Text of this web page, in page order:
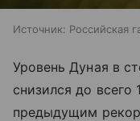
Источник: Российская
Уровень Дуная в
снизился до всего
предыдущим